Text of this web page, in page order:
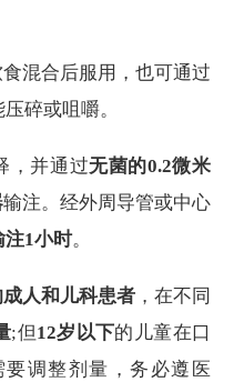
食混合后服用，也可通过
碎或咀嚼。
，并通过无菌的0.2微米
输注。经外周导管或中心
注1小时。
人和儿科患者 ，在不同
;但12岁以下的儿童在口
调整剂量，务必遵医